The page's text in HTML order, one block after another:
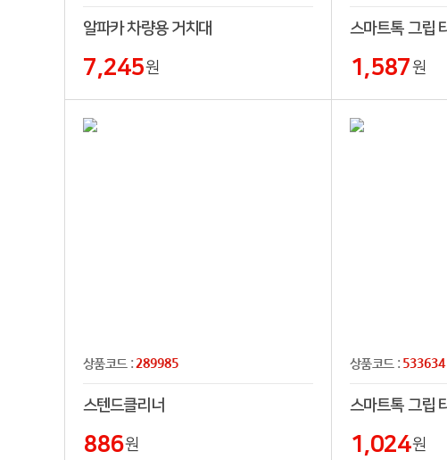
알파카 차량용 거치대
7,245원 1,587원
상품코드 :289985
스텐드클리너
886원
상품코드 : 533634
1,024원